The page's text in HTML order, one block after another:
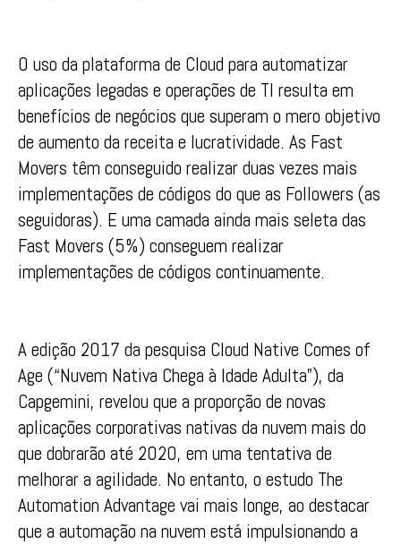
O uso da plataforma de Cloud para automatizar
aplicações legadas e operações de TI resulta em
benefícios de negócios que superam o mero objetivo
de aumento da receita e lucratividade. As Fast
Movers têm conseguido realizar duas vezes mais
implementações de códigos do que as Followers (as
seguidoras). E uma camada ainda mais seleta das
Fast Movers (5%) conseguem realizar
implementações de códigos continuamente.
A edição 2017 da pesquisa Cloud Native Comes of
Age (“Nuvem Nativa Chega à Idade Adulta”), da
Capgemini, revelou que a proporção de novas
aplicações corporativas nativas da nuvem mais do
que dobrarão até 2020, em uma tentativa de
melhorar a agilidade. No entanto, o estudo The
Automation Advantage vai mais longe, ao destacar
que a automação na nuvem está impulsionando a